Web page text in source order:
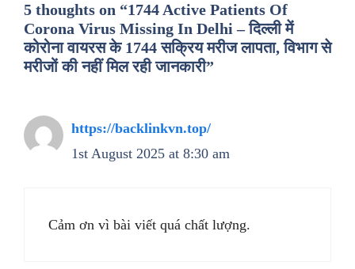
5 thoughts on “1744 Active Patients Of
Corona Virus Missing In Delhi – दिल्ली में
कोरोना वायरस के 1744 सक्रिय मरीज लापता, विभाग से
मरीजों की नहीं मिल रही जानकारी”
https://backlinkvn.top/
1st August 2025 at 8:30 am
Cảm ơn vì bài viết quá chất lượng.